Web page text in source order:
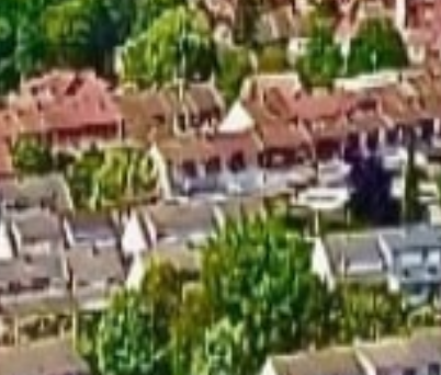
Très rare 1 390 000 €
Maison Bondues312 m²